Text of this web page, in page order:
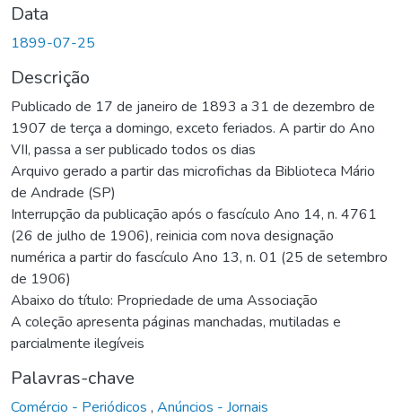
Data
1899-07-25
Descrição
Publicado de 17 de janeiro de 1893 a 31 de dezembro de
1907 de terça a domingo, exceto feriados. A partir do Ano
VII, passa a ser publicado todos os dias
Arquivo gerado a partir das microfichas da Biblioteca Mário
de Andrade (SP)
Interrupção da publicação após o fascículo Ano 14, n. 4761
(26 de julho de 1906), reinicia com nova designação
numérica a partir do fascículo Ano 13, n. 01 (25 de setembro
de 1906)
Abaixo do título: Propriedade de uma Associação
A coleção apresenta páginas manchadas, mutiladas e
parcialmente ilegíveis
Palavras-chave
Comércio - Periódicos , Anúncios - Jornais